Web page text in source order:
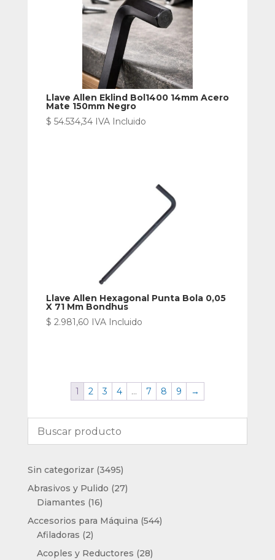
Llave Allen Eklind Bol1400 14mm Acero
Mate 150mm Negro
$ 54.534,34 IVA Incluido
Llave Allen Hexagonal Punta Bola 0,05
X 71 Mm Bondhus
$ 2.981,60 IVA Incluido
1 2 3 4 … 7 8 9 →
Sin categorizar 34953495
productos
Abrasivos y Pulido 2727
Diamantes 1616
productos
Accesorios para Máquina 544544
Afiladoras 22
productos
Acoples y Reductores 2828